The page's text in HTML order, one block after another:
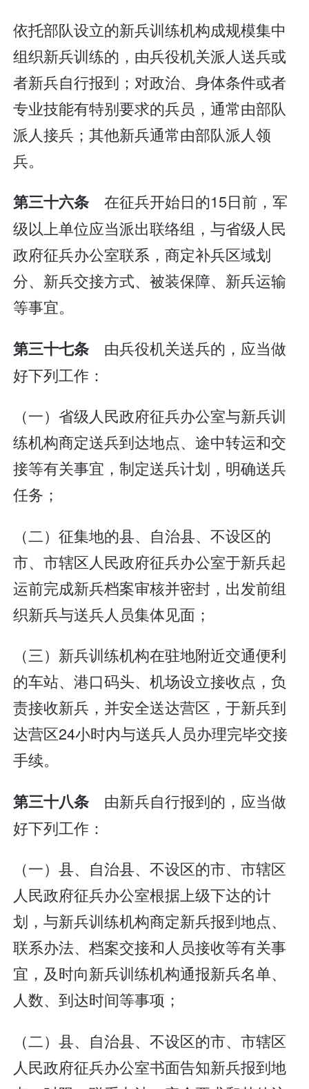
依托部队设立的新兵训练机构成规模集中
组织新兵训练的，由兵役机关派人送兵或
者新兵自行报到；对政治、身体条件或者
专业技能有特别要求的兵员，通常由部队
派人接兵；其他新兵通常由部队派人领
兵。
第三十六条 在征兵开始日的15日前，军
级以上单位应当派出联络组，与省级人民
政府征兵办公室联系，商定补兵区域划
分、新兵交接方式、被装保障、新兵运输
等事宜。
第三十七条 由兵役机关送兵的，应当做
好下列工作：
（一）省级人民政府征兵办公室与新兵训
练机构商定送兵到达地点、途中转运和交
接等有关事宜，制定送兵计划，明确送兵
任务；
（二）征集地的县、自治县、不设区的
市、市辖区人民政府征兵办公室于新兵起
运前完成新兵档案审核并密封，出发前组
织新兵与送兵人员集体见面；
（三）新兵训练机构在驻地附近交通便利
的车站、港口码头、机场设立接收点，负
责接收新兵，并安全送达营区，于新兵到
达营区24小时内与送兵人员办理完毕交接
手续。
第三十八条 由新兵自行报到的，应当做
好下列工作：
（一）县、自治县、不设区的市、市辖区
人民政府征兵办公室根据上级下达的计
划，与新兵训练机构商定新兵报到地点、
联系办法、档案交接和人员接收等有关事
宜，及时向新兵训练机构通报新兵名单、
人数、到达时间等事项；
（二）县、自治县、不设区的市、市辖区
人民政府征兵办公室书面告知新兵报到地